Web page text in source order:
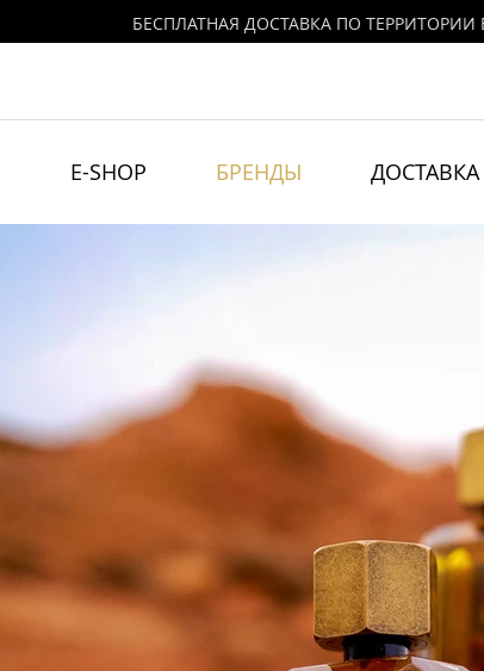
БЕСПЛАТНАЯ ДОСТАВКА ПО ТЕРРИТОРИИ
E-SHOP БРЕНДЫ ДОСТАВКА